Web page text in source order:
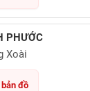
PHƯỚC
Xoài
đồ